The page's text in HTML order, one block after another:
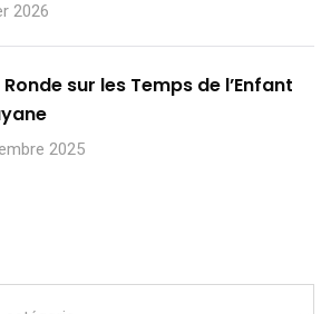
2026
sur les Temps de l’Enfant
2025